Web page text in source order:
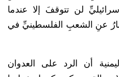
لن تتوقفَ إلا عندما
عنِ الشعبِ الفلسطينيِّ في
أن الرد على العدوان